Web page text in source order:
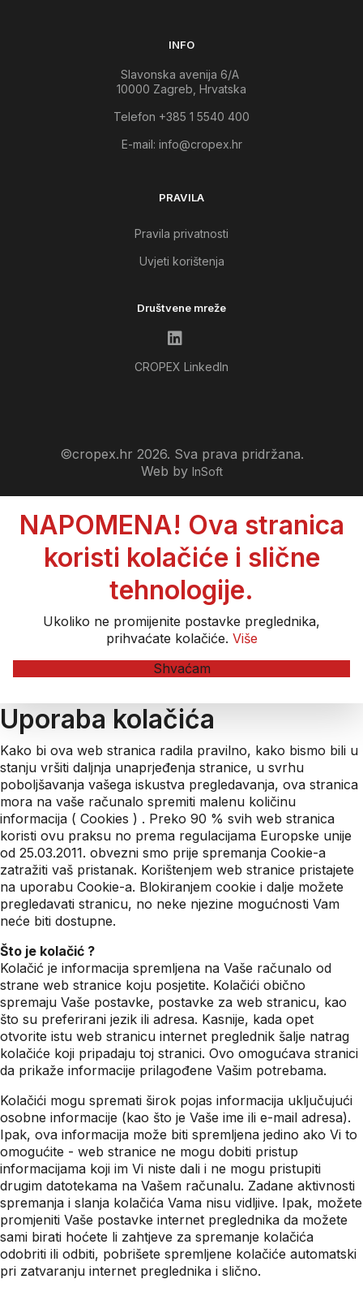
INFO
Slavonska avenija 6/A
10000 Zagreb, Hrvatska
Telefon +385 1 5540 400
E-mail: info@cropex.hr
PRAVILA
Pravila privatnosti
Uvjeti korištenja
Društvene mreže
CROPEX LinkedIn
©cropex.hr 2026. Sva prava pridržana.
Web by InSoft
NAPOMENA! Ova stranica
koristi kolačiće i slične
tehnologije.
Ukoliko ne promijenite postavke preglednika,
prihvaćate kolačiće. Više
Shvaćam
Uporaba kolačića
Kako bi ova web stranica radila pravilno, kako bismo bili u
stanju vršiti daljnja unaprjeđenja stranice, u svrhu
poboljšavanja vašega iskustva pregledavanja, ova stranica
mora na vaše računalo spremiti malenu količinu
informacija ( Cookies ) . Preko 90 % svih web stranica
koristi ovu praksu no prema regulacijama Europske unije
od 25.03.2011. obvezni smo prije spremanja Cookie-a
zatražiti vaš pristanak. Korištenjem web stranice pristajete
na uporabu Cookie-a. Blokiranjem cookie i dalje možete
pregledavati stranicu, no neke njezine mogućnosti Vam
neće biti dostupne.
Što je kolačić ?
Kolačić je informacija spremljena na Vaše računalo od
strane web stranice koju posjetite. Kolačići obično
spremaju Vaše postavke, postavke za web stranicu, kao
što su preferirani jezik ili adresa. Kasnije, kada opet
otvorite istu web stranicu internet preglednik šalje natrag
kolačiće koji pripadaju toj stranici. Ovo omogućava stranici
da prikaže informacije prilagođene Vašim potrebama.
Kolačići mogu spremati širok pojas informacija uključujući
osobne informacije (kao što je Vaše ime ili e-mail adresa).
Ipak, ova informacija može biti spremljena jedino ako Vi to
omogućite - web stranice ne mogu dobiti pristup
informacijama koji im Vi niste dali i ne mogu pristupiti
drugim datotekama na Vašem računalu. Zadane aktivnosti
spremanja i slanja kolačića Vama nisu vidljive. Ipak, možete
promjeniti Vaše postavke internet preglednika da možete
sami birati hoćete li zahtjeve za spremanje kolačića
odobriti ili odbiti, pobrišete spremljene kolačiće automatski
pri zatvaranju internet preglednika i slično.